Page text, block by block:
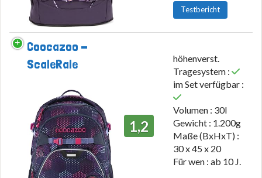
Testbericht
Coocazoo -
ScaleRale
1,2
höhenverst.
Tragesystem :
im Set verfügbar :
Volumen : 30l
Gewicht : 1.200g
Maße (BxHxT) :
30 x 45 x 20
Für wen : ab 10 J.